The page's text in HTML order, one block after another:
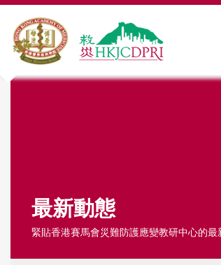
最新動態
緊貼香港賽馬會災難防護應變教研中心的最